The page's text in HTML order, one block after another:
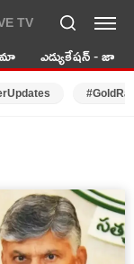
TV
ఎడ్యుకేషన్ - జాబ్స్